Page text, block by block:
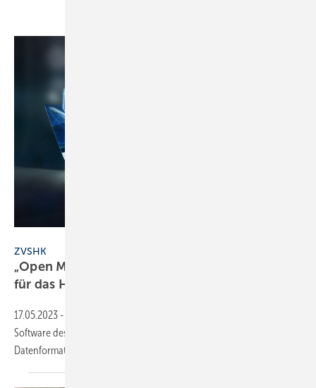
ZVSHK
„Open Masterdata“: Echtzeit-Datenversorgung
für das Handwerk
17.05.2023 -
Software des Handwerks mitentwickelt, die mittelfristig das alte
Datenformat Datanorm ablösen